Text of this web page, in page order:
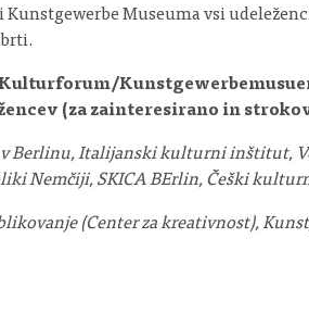
Museuma vsi
Kulturforum/
(za zainteresirano in
Berlinu, Italijanski kulturni inštitut,
Nemčiji, SKICA BErlin, Češki
(Center za kreativnost),